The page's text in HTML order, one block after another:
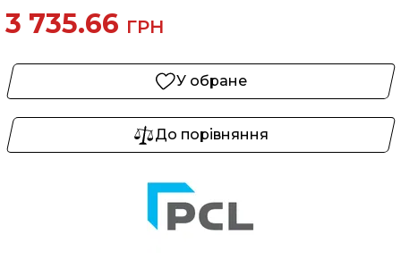
3 735.66 ГРН
У обране
До порівняння